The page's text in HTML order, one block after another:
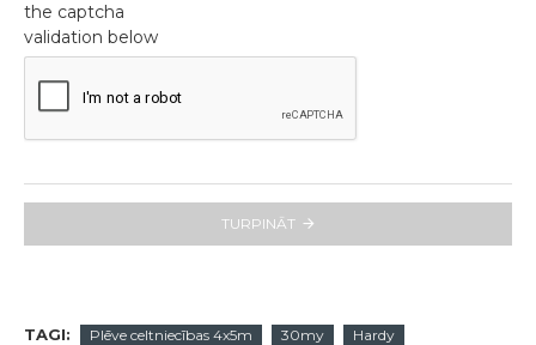
the captcha
validation below
TURPINĀT
TAGI: Plēve celtniecības 4x5m 30my
Hardy